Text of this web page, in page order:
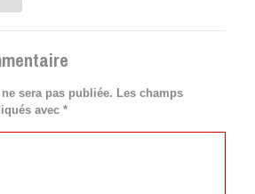
sera pas publiée. Les champs
avec *